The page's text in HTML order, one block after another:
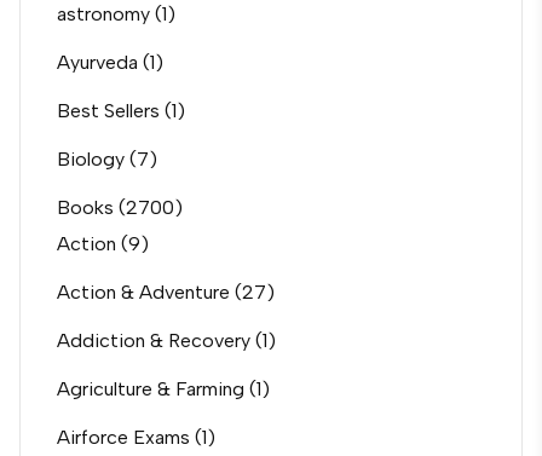
astronomy (1)
Ayurveda (1)
Best Sellers (1)
Biology (7)
Books (2700)
Action (9)
Action & Adventure (27)
Addiction & Recovery (1)
Agriculture & Farming (1)
Airforce Exams (1)